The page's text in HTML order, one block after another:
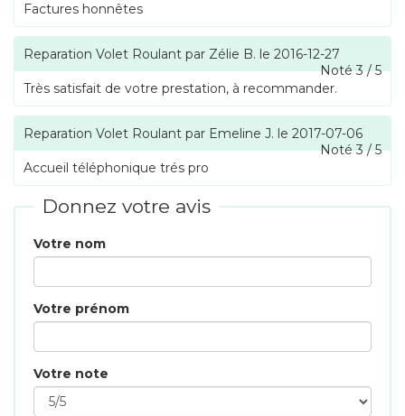
Factures honnêtes
Reparation Volet Roulant par Zélie B. le 2016-12-27
Noté3/5
Très satisfait de votre prestation, à recommander.
Reparation Volet Roulant par Emeline J. le 2017-07-06
Noté3/5
Accueil téléphonique trés pro
Donnez votre avis
Votre nom
Votre prénom
Votre note